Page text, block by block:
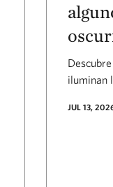
iluminan
JUL 13,